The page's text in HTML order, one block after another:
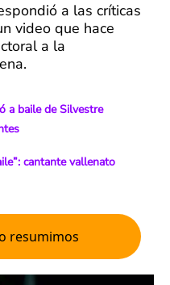
a las críticas
video que hace
a la
a baile de Silvestre
cantante vallenato
resumimos